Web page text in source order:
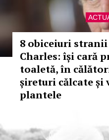
8 obiceiuri
Charles: își cară
toaletă, în
șireturi călcate și
plantele